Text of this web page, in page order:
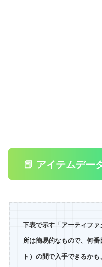
📕 アイテムデー
下表で示す「アーティフ
所は簡易的なもので、何
ト）の間で入手できるか